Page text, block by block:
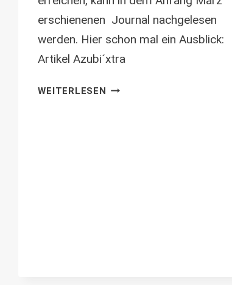
erschienenen Journal nachgelesen
werden. Hier schon mal ein Ausblick:
Artikel Azubi´xtra
WEITERLESEN DIE